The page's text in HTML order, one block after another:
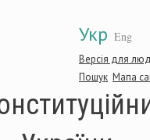
Укр Eng
Версія для
Пошук Мапа